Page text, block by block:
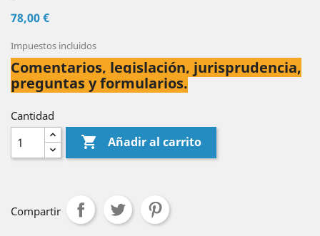
78,00 €
Impuestos incluidos
Comentarios, legislación, jurisprudencia,
preguntas y formularios.
Cantidad
 Añadir al carrito
Compartir